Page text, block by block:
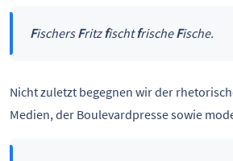
FischersFritzfischtfrischeFische.
Nicht zuletzt begegnen wir der
Medien, der Boulevardpresse sowie